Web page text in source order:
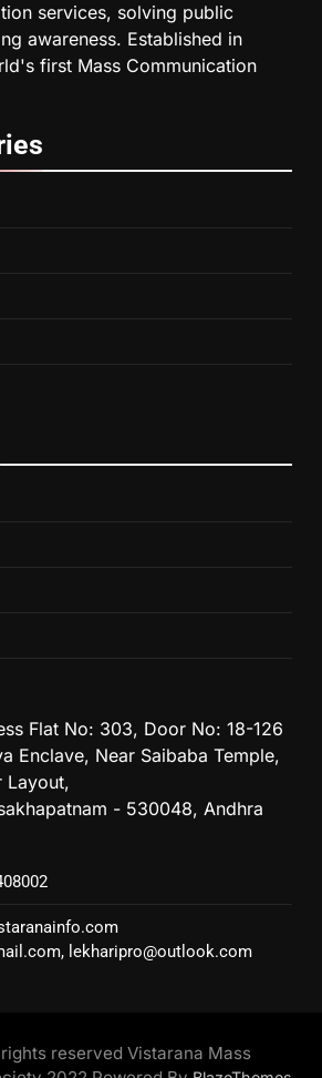
services, solving public
awareness. Established in
first Mass Communication
Flat No: 303, Door No: 18-126
Enclave, Near Saibaba Temple,
Layout,
- 530048, Andhra
, lekharipro@outlook.com
reserved Vistarana Mass